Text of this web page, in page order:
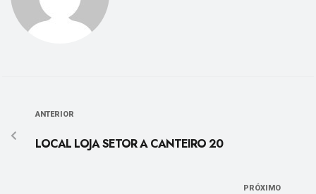
ANTERIOR
LOCAL LOJA SETOR A CANTEIRO 20
PRÓXIMO